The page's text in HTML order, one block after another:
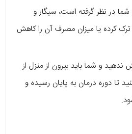
در نظر گرفته است، سیگار و
ترک کرده یا میزان مصرف آن را کاهش
و شما باید بیرون از منزل از
تا دوره درمان به پایان رسیده و